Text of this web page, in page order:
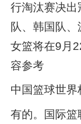
行淘汰赛决
队、韩国队
女篮将在9月
容参考
中国篮球世界
有的。国际